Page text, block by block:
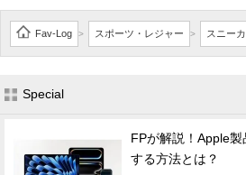
Fav-Log > スポーツ・レジャー > スニー
Special
FPが解説！Apple
する方法とは？